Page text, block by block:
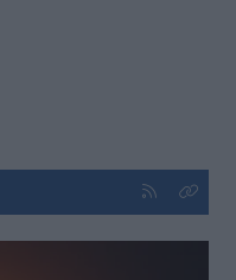
Kliknij aby
Kliknij